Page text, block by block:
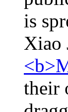
is
Xiao
their